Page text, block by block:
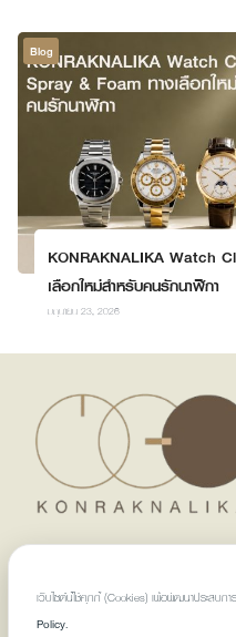
Blog
KONRAKNALIKA Watch
เลือกใหม่สำหรับคนรักนาฬิกา
มิถุนายน 23, 2026
KONRANKNALIKA
AT KONRAKNALIKA WATCH
เว็บไซต์นี้ใช้คุกกี้ (Cookies) เพื่อพัฒนาประสบก
Policy.